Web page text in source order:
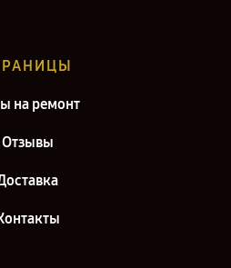
Realme 11 в г. Самара
на ремонт
Отзывы